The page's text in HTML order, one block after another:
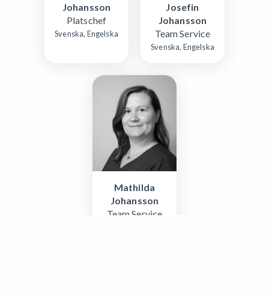
Johansson
Platschef
Svenska, Engelska
Josefin
Johansson
Team Service
Svenska, Engelska
Mathilda
Johansson
Team Service